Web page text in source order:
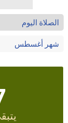
الصلاة اليوم
شهر أغسطس